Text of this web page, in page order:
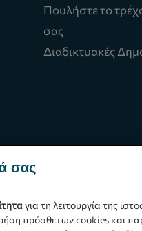
Πουλήστε το
σας
Διαδικτυακές
σας
για τη λειτουργία της
πρόσθετων cookies και